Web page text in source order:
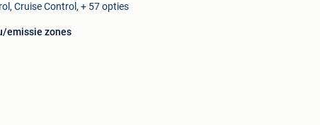
Cruise Control, + 57 opties
emissie zones